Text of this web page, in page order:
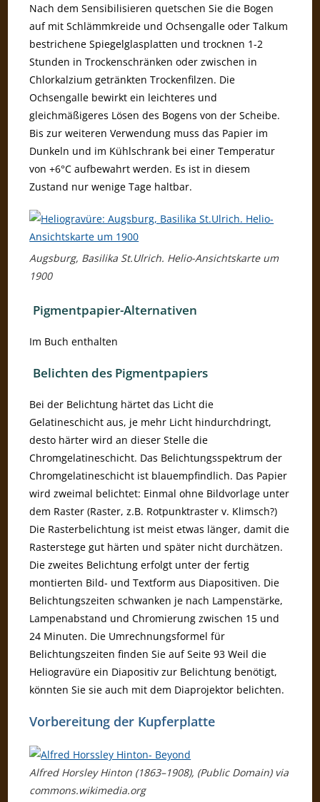
Nach dem Sensibilisieren quetschen Sie die Bogen
auf mit Schlämmkreide und Ochsengalle oder Talkum
bestrichene Spiegelglasplatten und trocknen 1-2
Stunden in Trockenschränken oder zwischen in
Chlorkalzium getränkten Trockenfilzen. Die
Ochsengalle bewirkt ein leichteres und
gleichmäßigeres Lösen des Bogens von der Scheibe.
Bis zur weiteren Verwendung muss das Papier im
Dunkeln und im Kühlschrank bei einer Temperatur
von +6°C aufbewahrt werden. Es ist in diesem
Zustand nur wenige Tage haltbar.
Augsburg, Basilika St.Ulrich. Helio-Ansichtskarte um
1900
Pigmentpapier-Alternativen
Im Buch enthalten
Belichten des Pigmentpapiers
Bei der Belichtung härtet das Licht die
Gelatineschicht aus, je mehr Licht hindurchdringt,
desto härter wird an dieser Stelle die
Chromgelatineschicht. Das Belichtungsspektrum der
Chromgelatineschicht ist blauempfindlich. Das Papier
wird zweimal belichtet: Einmal ohne Bildvorlage unter
dem Raster (Raster, z.B. Rotpunktraster v. Klimsch?)
Die Rasterbelichtung ist meist etwas länger, damit die
Rasterstege gut härten und später nicht durchätzen.
Die zweites Belichtung erfolgt unter der fertig
montierten Bild- und Textform aus Diapositiven. Die
Belichtungszeiten schwanken je nach Lampenstärke,
Lampenabstand und Chromierung zwischen 15 und
24 Minuten. Die Umrechnungsformel für
Belichtungszeiten finden Sie auf Seite 93 Weil die
Heliogravüre ein Diapositiv zur Belichtung benötigt,
könnten Sie sie auch mit dem Diaprojektor belichten.
Vorbereitung der Kupferplatte
Alfred Horsley Hinton (1863–1908), (Public Domain) via
commons.wikimedia.org